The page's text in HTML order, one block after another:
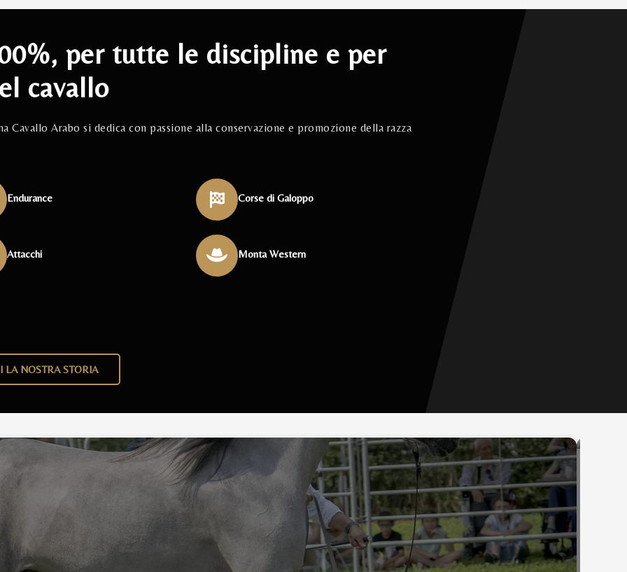
per tutte le discipline e per
cavallo
Arabo si dedica con passione alla conservazione e promozione della razza
Endurance Corse di Galoppo
Attacchi Monta Western
LA NOSTRA STORIA